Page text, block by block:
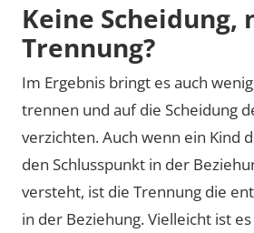
Keine Scheidung,
Trennung?
Im Ergebnis bringt es auch
trennen und auf die Scheidung
verzichten. Auch wenn ein Kind
den Schlusspunkt in der
versteht, ist die Trennung die
in der Beziehung. Vielleicht ist